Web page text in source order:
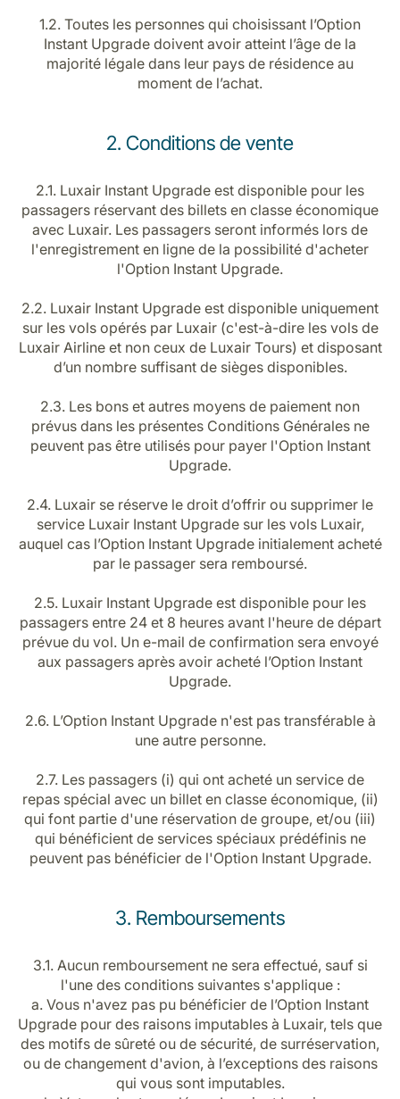
1.2. Toutes les personnes qui choisissant l’Option
Instant Upgrade doivent avoir atteint l’âge de la
majorité légale dans leur pays de résidence au
moment de l’achat.
2. Conditions de vente
2.1. Luxair Instant Upgrade est disponible pour les
passagers réservant des billets en classe économique
avec Luxair. Les passagers seront informés lors de
l'enregistrement en ligne de la possibilité d'acheter
l'Option Instant Upgrade.
2.2. Luxair Instant Upgrade est disponible uniquement
sur les vols opérés par Luxair (c'est-à-dire les vols de
Luxair Airline et non ceux de Luxair Tours) et disposant
d’un nombre suffisant de sièges disponibles.
2.3. Les bons et autres moyens de paiement non
prévus dans les présentes Conditions Générales ne
peuvent pas être utilisés pour payer l'Option Instant
Upgrade.
2.4. Luxair se réserve le droit d’offrir ou supprimer le
service Luxair Instant Upgrade sur les vols Luxair,
auquel cas l’Option Instant Upgrade initialement acheté
par le passager sera remboursé.
2.5. Luxair Instant Upgrade est disponible pour les
passagers entre 24 et 8 heures avant l'heure de départ
prévue du vol. Un e-mail de confirmation sera envoyé
aux passagers après avoir acheté l’Option Instant
Upgrade.
2.6. L’Option Instant Upgrade n'est pas transférable à
une autre personne.
2.7. Les passagers (i) qui ont acheté un service de
repas spécial avec un billet en classe économique, (ii)
qui font partie d'une réservation de groupe, et/ou (iii)
qui bénéficient de services spéciaux prédéfinis ne
peuvent pas bénéficier de l'Option Instant Upgrade.
3. Remboursements
3.1. Aucun remboursement ne sera effectué, sauf si
l'une des conditions suivantes s'applique :
a. Vous n'avez pas pu bénéficier de l’Option Instant
Upgrade pour des raisons imputables à Luxair, tels que
des motifs de sûreté ou de sécurité, de surréservation,
ou de changement d'avion, à l’exceptions des raisons
qui vous sont imputables.